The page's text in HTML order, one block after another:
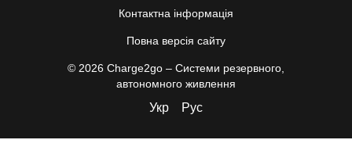
Контактна інформація
Повна версія сайту
© 2026 Charge2go – Cистеми резервного,
автономного живлення
Укр Рус